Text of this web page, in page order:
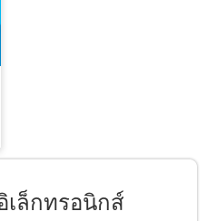
ล็กทรอนิกส์